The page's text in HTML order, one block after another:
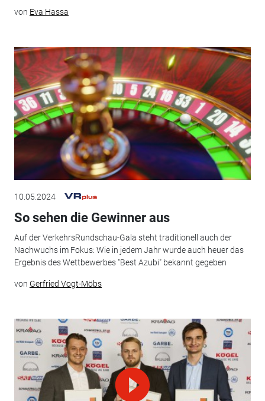
von Eva Hassa
10.05.2024
So sehen die Gewinner aus
Auf der VerkehrsRundschau-Gala steht traditionell auch der
Nachwuchs im Fokus: Wie in jedem Jahr wurde auch heuer das
Ergebnis des Wettbewerbes "Best Azubi" bekannt gegeben
von Gerfried Vogt-Möbs